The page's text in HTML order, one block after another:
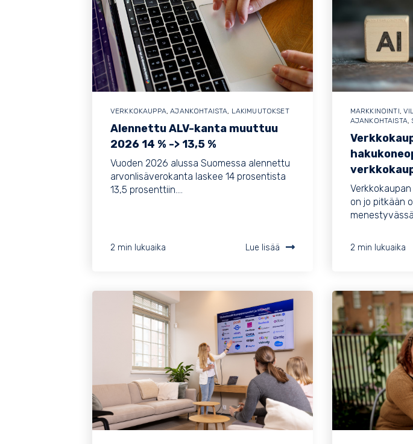
VERKKOKAUPPA,AJANKOHTAISTA, LAKIMUUTOKSET
Alennettu ALV-kanta muuttuu
2026 14 % -> 13,5 %
Vuoden 2026 alussa Suomessa alennettu
arvonlisäverokanta laskee 14 prosentista
13,5 prosenttiin....
2 min lukuaika Lue lisää
MARKKINOINTI,
AJANKOHTAISTA,
on jo pitkään
2 min lukuaika